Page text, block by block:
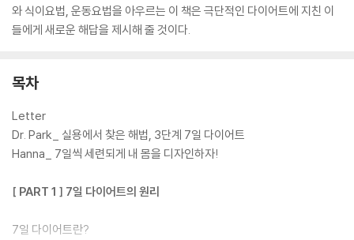
와 식이요법, 운동요법을 아우르는 이 책은 극단적인 다이어트에 지친 이
들에게 새로운 해답을 제시해 줄 것이다.
목차
Letter
Dr. Park_ 실용에서 찾은 해법, 3단계 7일 다이어트
Hanna_ 7일씩 세련되게 내 몸을 디자인하자!
[ PART 1 ] 7일 다이어트의 원리
7일 다이어트란?